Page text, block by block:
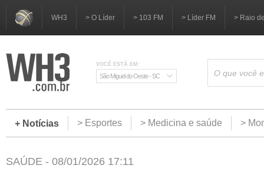
WH3 > O Líder > 103 FM > Líder FM > Raio
VOCÊ ESTÁ EM:
São Miguel do Oeste - SC
+ Notícias > Esportes > Medicina e saúde >
SAÚDE - 08/01/2026 17:11